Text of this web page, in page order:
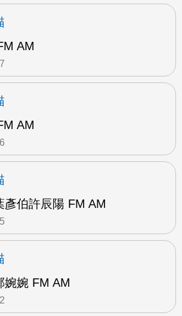
AM
AM
彥伯許辰陽 FM AM
婉婉 FM AM